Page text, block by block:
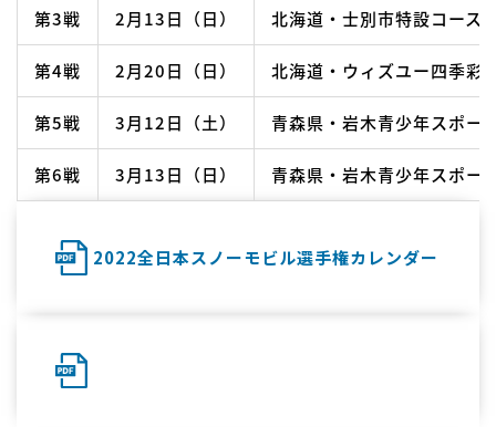
第3戦 2月13日（日） 北海道・士別市特設コース
第4戦 2月20日（日） 北海道・ウィズユー四季彩
第5戦 3月12日（土） 青森県・岩木青少年スポー
第6戦 3月13日（日） 青森県・岩木青少年スポー
2022全日本スノーモビル選手権カレンダー